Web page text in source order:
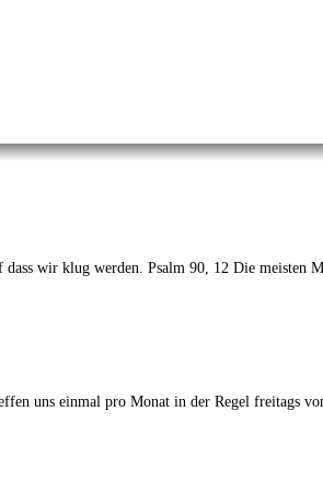
wir klug werden. Psalm 90, 12 Die
uns einmal pro Monat in der Regel freitags